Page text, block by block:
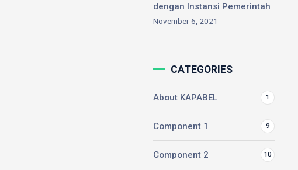
dengan Instansi Pemerintah
November 6, 2021
CATEGORIES
About KAPABEL 1
Component 1 9
Component 2 10